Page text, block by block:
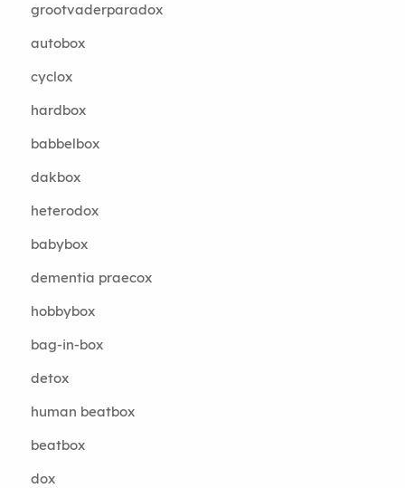
grootvaderparadox
autobox
cyclox
hardbox
babbelbox
dakbox
heterodox
babybox
dementia praecox
hobbybox
bag-in-box
detox
human beatbox
beatbox
dox